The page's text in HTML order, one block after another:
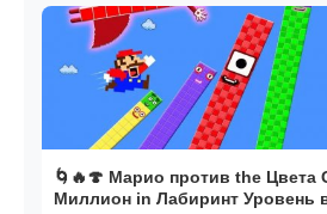
🌀🔥🍄 Марио против the Цвета
Миллион in Лабиринт Уровень